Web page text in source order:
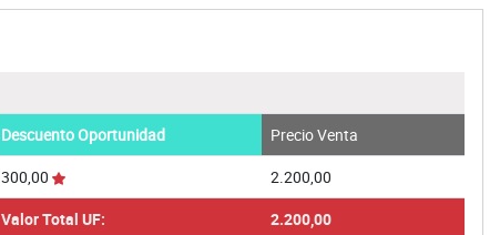
Descuento Oportunidad
Precio Venta
300,00
2.200,00
Valor Total UF:
2.200,00